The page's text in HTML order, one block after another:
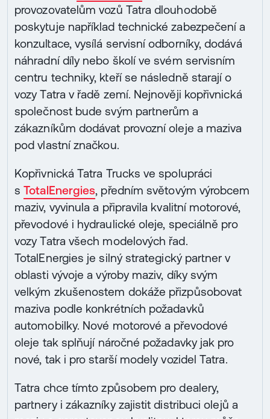
provozovatelům vozů Tatra dlouhodobě
poskytuje například technické zabezpečení a
konzultace, vysílá servisní odborníky, dodává
náhradní díly nebo školí ve svém servisním
centru techniky, kteří se následně starají o
vozy Tatra v řadě zemí. Nejnověji kopřivnická
společnost bude svým partnerům a
zákazníkům dodávat provozní oleje a maziva
pod vlastní značkou.
Kopřivnická Tatra Trucks ve spolupráci
sTotalEnergies, předním světovým výrobcem
maziv, vyvinula a připravila kvalitní motorové,
převodové i hydraulické oleje, speciálně pro
vozy Tatra všech modelových řad.
TotalEnergies je silný strategický partner v
oblasti vývoje a výroby maziv, díky svým
velkým zkušenostem dokáže přizpůsobovat
maziva podle konkrétních požadavků
automobilky. Nové motorové a převodové
oleje tak splňují náročné požadavky jak pro
nové, tak i pro starší modely vozidel Tatra.
Tatra chce tímto způsobem pro dealery,
partnery i zákazníky zajistit distribuci olejů a